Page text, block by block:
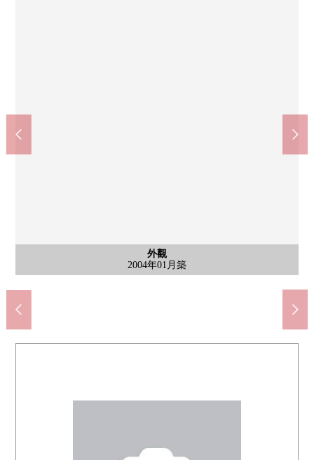
外觀
2004年01月築
外觀
地上14層
卧室
西北一側約6.3張塌塌米西式房間
卧室
禮貌地使用室內
卧室
西南一側約5.1張塌塌米西式房間
洗臉
盥洗台
廁所
廁所
陽台
入口
入口
大廳
防盜門的
停車場
平面停車場
其他當地
腳踏車停放處
外觀
外觀
外觀
外觀
AOKI超級市場大治南店(約1200m)
步行15分鐘。
大治町立大治南小學(約910m)
步行12分鐘。
大治町立大治中學(約1900m)
步行24分鐘。